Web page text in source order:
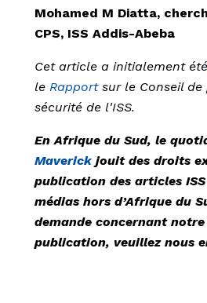
Mohamed M Diatta,
CPS, ISS Addis-Abeba
Cet article a initialement été
le Rapport sur le Conseil de
sécurité de l'ISS.
En Afrique du Sud, le
Maverick jouit des droits
publication des articles
médias hors d’Afrique du
demande concernant
publication, veuillez nous